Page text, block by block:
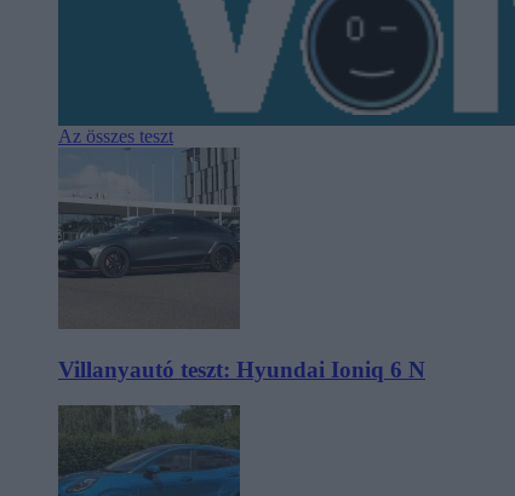
Az összes teszt
Villanyautó teszt: Hyundai Ioniq 6 N